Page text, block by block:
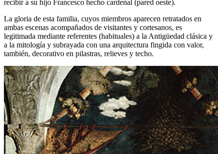
recibir a su hijo Francesco hecho cardenal (pared oeste).
La gloria de esta familia, cuyos miembros aparecen retratados en
ambas escenas acompañados de visitantes y cortesanos, es
legitimada mediante referentes (habituales) a la Antigüedad clásica y
a la mitología y subrayada con una arquitectura fingida con valor,
también, decorativo en pilastras, relieves y techo.